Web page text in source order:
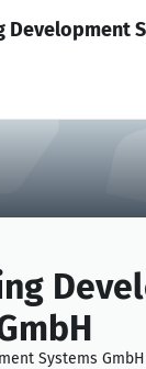
Systems GmbH